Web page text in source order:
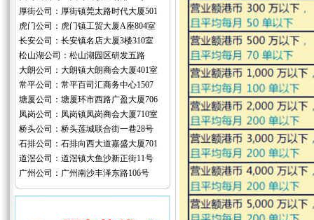
厚街公司：厚街镇莞太路时代大厦501
虎门公司：虎门镇工贸大厦A座804室
长安公司：长安镇名店大厦3楼310室
松山湖公司：松山湖园区研发五路
大朗公司：大朗镇大朗商会大厦401室
常平公司：常平百司汇商务中心1507
塘厦公司：塘厦环市西路广盈大厦706
凤岗公司：凤岗镇凤岗商会大厦710室
桥头公司：桥头莲城联合街一巷28号
石排公司：石排向西大道嘉盛大厦701
道滘公司：道滘镇大鱼沙新正街11号
广州公司：广州南沙丰泽东路106号